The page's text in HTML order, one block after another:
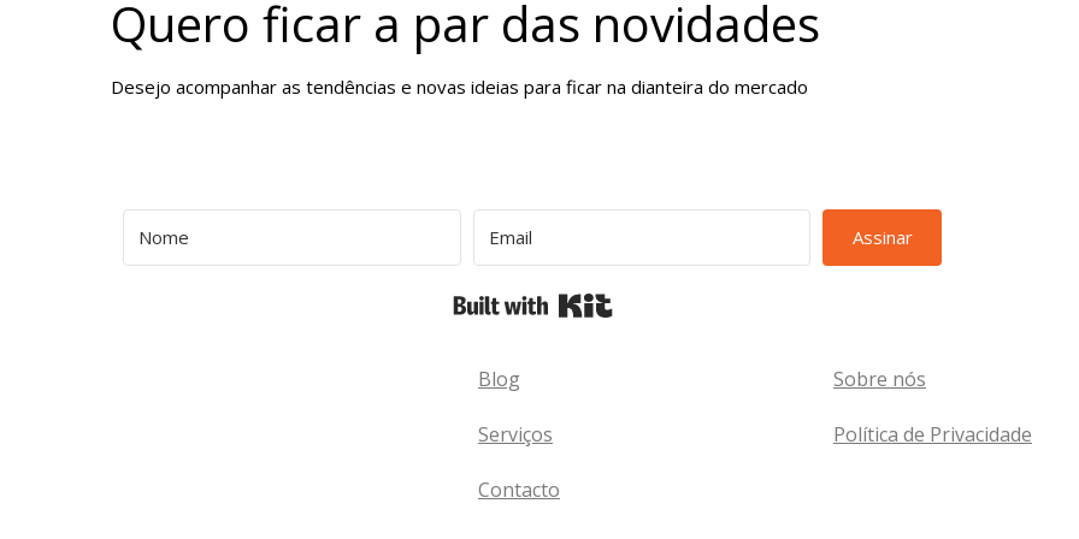
Quero ficar a par das novidades
Desejo acompanhar as tendências e novas ideias para ficar na dianteira do mercado
Assinar
Blog
Serviços
Contacto
Sobre nós
Política de Privacidade